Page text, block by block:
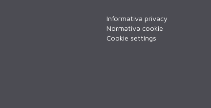
Informativa privacy
Normativa cookie
Cookie settings